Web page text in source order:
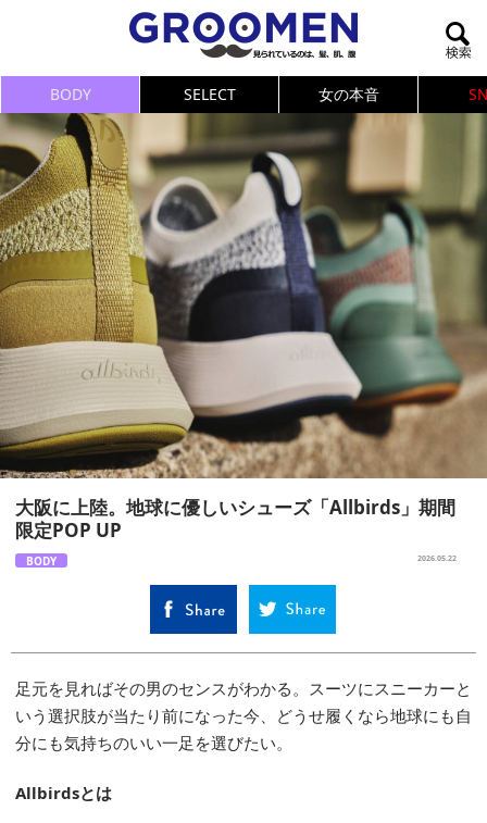
BODY SELECT 女の本音
大阪に上陸。地球に優しいシューズ「Allbirds」期間
限定POP UP
BODY 2026.05.22
足元を見ればその男のセンスがわかる。スーツにスニーカーと
いう選択肢が当たり前になった今、どうせ履くなら地球にも自
分にも気持ちのいい一足を選びたい。
Allbirdsとは